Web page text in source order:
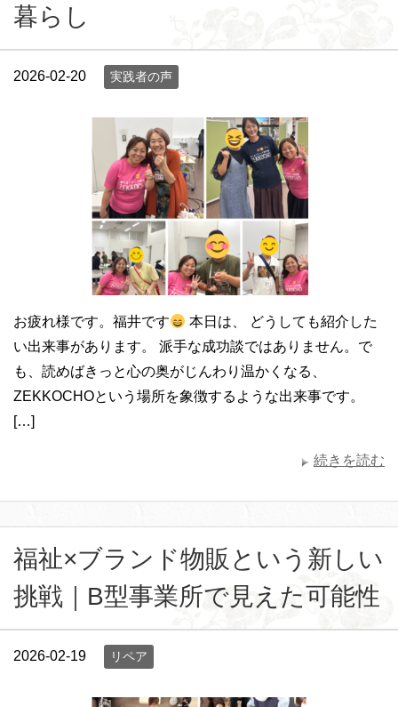
暮らし
2026-02-20 実践者の声
お疲れ様です。福井です
本日は、 どうしても紹介した
い出来事があります。 派手な成功談ではありません。で
も、読めばきっと心の奥がじんわり温かくなる、
ZEKKOCHOという場所を象徴するような出来事です。
[…]
続きを読む
福祉×ブランド物販という新しい
挑戦｜B型事業所で見えた可能性
2026-02-19 リペア